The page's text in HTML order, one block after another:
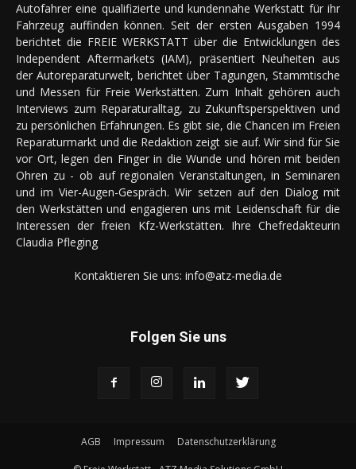
Autofahrer eine qualifizierte und kundennahe Werkstatt für ihr
Fahrzeug auffinden können. Seit der ersten Ausgaben 1994
berichtet die FREIE WERKSTATT über die Entwicklungen des
Independent Aftermarkets (IAM), präsentiert Neuheiten aus
der Autoreparaturwelt, berichtet über Tagungen, Stammtische
und Messen für Freie Werkstätten. Zum Inhalt gehören auch
Interviews zum Reparaturalltag, zu Zukunftsperspektiven und
zu persönlichen Erfahrungen. Es gibt sie, die Chancen im Freien
Reparaturmarkt und die Redaktion zeigt sie auf. Wir sind für Sie
vor Ort, legen den Finger in die Wunde und hören mit beiden
Ohren zu - ob auf regionalen Veranstaltungen, in Seminaren
und im Vier-Augen-Gespräch. Wir setzen auf den Dialog mit
den Werkstätten und engagieren uns mit Leidenschaft für die
Interessen der freien Kfz-Werkstätten. Ihre Chefredakteurin
Claudia Pfleging
Kontaktieren Sie uns: info@atz-media.de
Folgen Sie uns
AGB Impressum Datenschutzerklärung